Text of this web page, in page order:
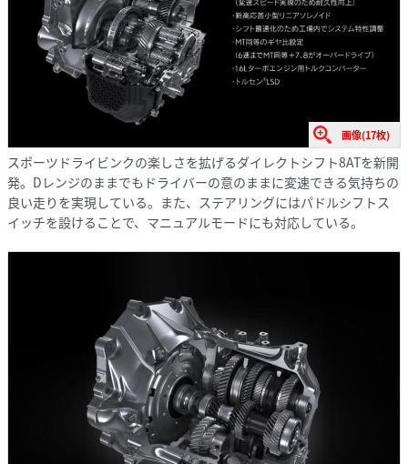
画像(17枚)
スポーツドライビンクの楽しさを拡げるダイレクトシフト8ATを新開
発。Dレンジのままでもドライバーの意のままに変速できる気持ちの
良い走りを実現している。また、ステアリングにはパドルシフトス
イッチを設けることで、マニュアルモードにも対応している。